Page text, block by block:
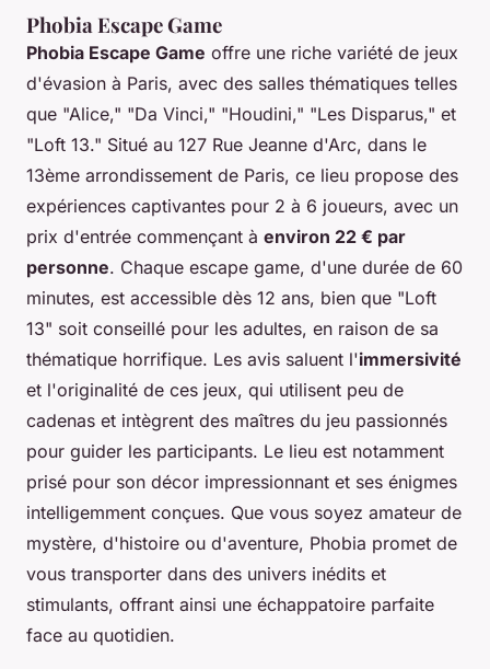
Phobia Escape Game
Phobia Escape Game offre une riche variété de jeux
d'évasion à Paris, avec des salles thématiques telles
que "Alice," "Da Vinci," "Houdini," "Les Disparus," et
"Loft 13." Situé au 127 Rue Jeanne d'Arc, dans le
13ème arrondissement de Paris, ce lieu propose des
expériences captivantes pour 2 à 6 joueurs, avec un
prix d'entrée commençant à environ 22 € par
personne. Chaque escape game, d'une durée de 60
minutes, est accessible dès 12 ans, bien que "Loft
13" soit conseillé pour les adultes, en raison de sa
thématique horrifique. Les avis saluent l'immersivité
et l'originalité de ces jeux, qui utilisent peu de
cadenas et intègrent des maîtres du jeu passionnés
pour guider les participants. Le lieu est notamment
prisé pour son décor impressionnant et ses énigmes
intelligemment conçues. Que vous soyez amateur de
mystère, d'histoire ou d'aventure, Phobia promet de
vous transporter dans des univers inédits et
stimulants, offrant ainsi une échappatoire parfaite
face au quotidien.